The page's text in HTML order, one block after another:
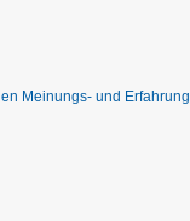
Meinungs- und